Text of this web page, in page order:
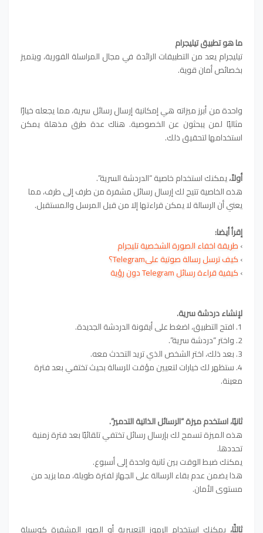
ما هو تطبيق تيليجرام
تيليجرام يعد من التطبيقات الرائدة في مجال المراسلة الفورية، ويتميز
بخصائص أمان قوية.
واحدة من أبرز ميزاته هي إمكانية إرسال رسائل سرية، مما يجعله خيارًا
مثاليًا لمن يبحثون عن الخصوصية. هناك عدة طرق مذهلة يمكن
استخدامها لتحقيق ذلك.
أولاً،يمكنك استخدام خاصية “الدردشة السرية”.
هذه الخاصية تتيح لك إرسال رسائل مشفرة من طرف إلى طرف، مما
يعني أن الرسالة لا يمكن قراءتها إلا من قبل المرسل والمستقبل.
إقرأ أيضا:
›طريقة اخفاء الصورة الشخصية تليجرام
›كيف ترسل رسالة صوتية علىTelegram؟
›كيفية قراءة رسائل Telegram دون رؤية
لإنشاء دردشة سرية.
1. افتح التطبيق، اضغط على أيقونة الدردشة الجديدة.
2. واختر “دردشة سرية”.
3. بعد ذلك، اختر الشخص الذي تريد التحدث معه.
4. ستظهر لك خيارات لتعيين مؤقت للرسالة بحيث تختفي بعد فترة
معينة.
ثانيًا، استخدم ميزة “الرسائل الذاتية التدمير”.
هذه الميزة تسمح لك بإرسال رسائل تختفي تلقائيًا بعد فترة زمنية
تحددها.
يمكنك ضبط الوقت بين ثانية واحدة إلى أسبوع.
هذا يضمن عدم بقاء الرسالة على الجهاز لفترة طويلة، مما يزيد من
مستوى الأمان.
ثالثًا، يمكنك استخدام الرموز التعبيرية أو الصور المشفرة كوسيلة